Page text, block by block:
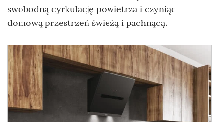
swobodną cyrkulację powietrza i czyniąc
domową przestrzeń świeżą i pachnącą.